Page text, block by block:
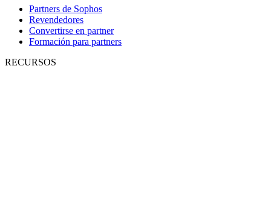
Partners de Sophos
Revendedores
Convertirse en partner
Formación para partners
RECURSOS